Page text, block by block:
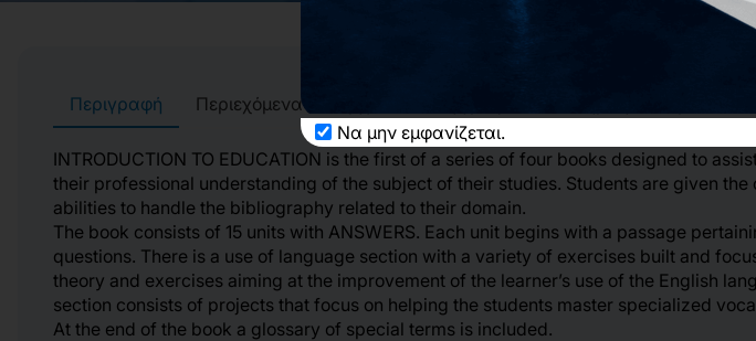
Να μην εμφανίζεται.
Περιγραφή Περιεχόμενα
INTRODUCTION TO EDUCATION is the first of a series of four books designed to
their professional understanding of the subject of their studies. Students are given
abilities to handle the bibliography related to their domain.
The book consists of 15 units with ANSWERS. Each unit begins with a passage
questions. There is a use of language section with a variety of exercises built and
theory and exercises aiming at the improvement of the learner’s use of the English
section consists of projects that focus on helping the students master specialized
At the end of the book a glossary of special terms is included.